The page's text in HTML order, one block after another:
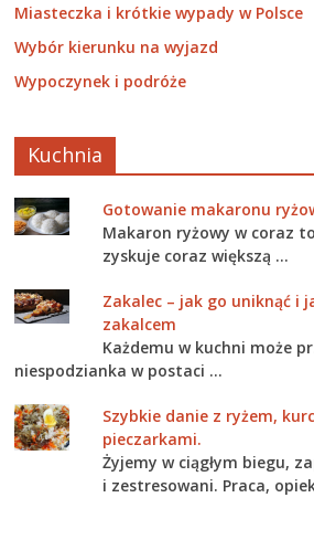
Miasteczka i krótkie wypady w Polsce
Wybór kierunku na wyjazd
Wypoczynek i podróże
Kuchnia
Gotowanie makaronu
Makaron ryżowy w coraz
zyskuje coraz większą …
Zakalec – jak go uniknąć i
zakalcem
Każdemu w kuchni może
niespodzianka w postaci …
Szybkie danie z ryżem,
pieczarkami.
Żyjemy w ciągłym biegu,
i zestresowani. Praca,